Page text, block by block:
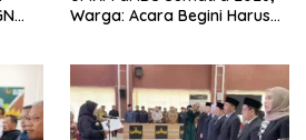
Warga: Acara Begini Harus